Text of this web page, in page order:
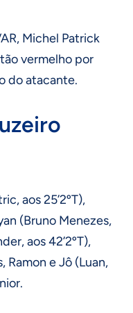
Michel Patrick
vermelho por
do atacante.
aos 25’2ºT),
(Bruno Menezes,
aos 42’2ºT),
Ramon e Jô (Luan,